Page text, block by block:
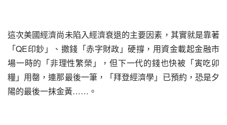
這次美國經濟尚未陷入經濟衰退的主要因素，其實就是靠著
「QE印鈔」、撒錢「赤字財政」硬撐，用資金載起金融市
場一時的「非理性繁榮」，但下一代的錢也快被「寅吃卯
糧」用罄，連那最後一筆，「拜登經濟學」已預約，恐是夕
陽的最後一抹金黃……。